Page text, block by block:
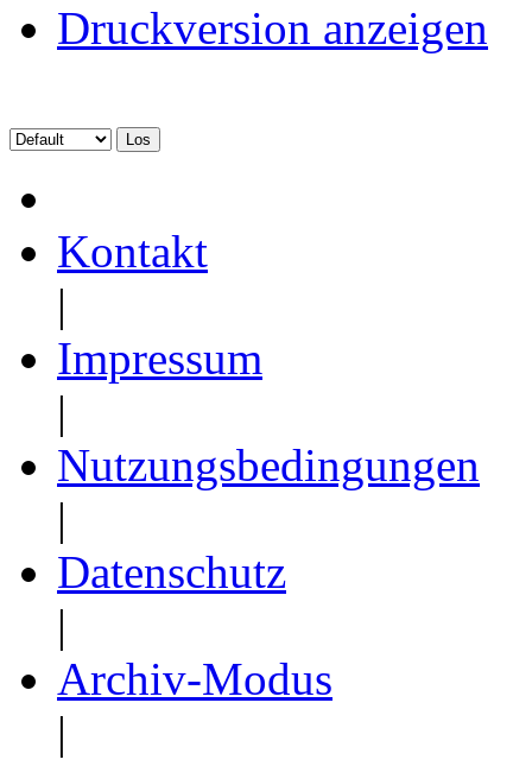
Druckversion anzeigen
Kontakt
|
Impressum
|
Nutzungsbedingungen
|
Datenschutz
|
Archiv-Modus
|